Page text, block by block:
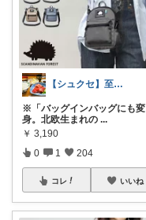
【シュクセ】至高のバッグコレクション🛍
※「バッグインバッグにも変
身。北欧生まれの ...
￥ 3,190
0 1 204
コレ いいね